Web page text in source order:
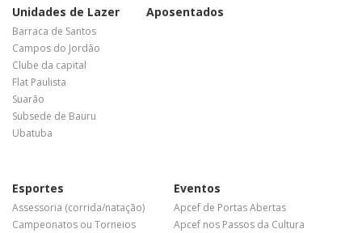
Unidades de Lazer
Barraca de Santos
Campos do Jordão
Clube da capital
Flat Paulista
Suarão
Subsede de Bauru
Ubatuba
Aposentados
Esportes
Assessoria (corrida/natação)
Campeonatos ou Torneios
Eventos
Apcef de Portas Abertas
Apcef nos Passos da Cultura